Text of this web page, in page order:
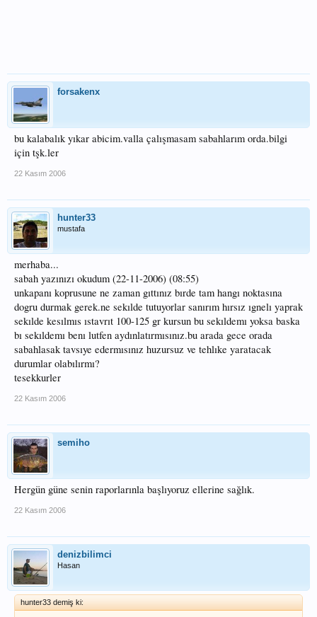
forsakenx
bu kalabalık yıkar abicim.valla çalışmasam sabahlarım orda.bilgi
için tşk.ler
22 Kasım 2006
hunter33
mustafa
merhaba...
sabah yazınızı okudum (22-11-2006) (08:55)
unkapanı koprusune ne zaman gıttınız bırde tam hangı noktasına
dogru durmak gerek.ne sekılde tutuyorlar sanırım hırsız ıgnelı yaprak
sekılde kesılmıs ıstavrıt 100-125 gr kursun bu sekıldemı yoksa baska
bı sekıldemı benı lutfen aydınlatırmısınız.bu arada gece orada
sabahlasak tavsıye edermısınız huzursuz ve tehlıke yaratacak
durumlar olabılırmı?
tesekkurler
22 Kasım 2006
semiho
Hergün güne senin raporlarınla başlıyoruz ellerine sağlık.
22 Kasım 2006
denizbilimci
Hasan
hunter33 demiş ki: